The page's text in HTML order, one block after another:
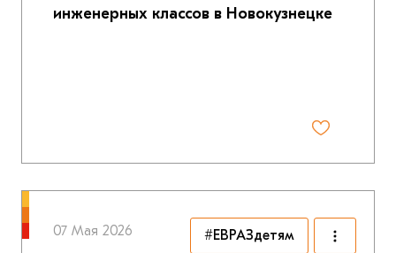
инженерных классов в Новокузнецке
07 Мая 2026 #ЕВРАЗдетям